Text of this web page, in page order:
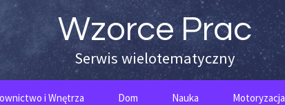
Wzorce Prac
Serwis wielotematyczny
i Wnętrza Dom Nauka Motoryzacja